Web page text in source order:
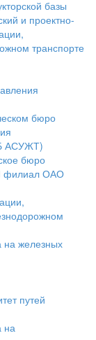
базы
и проектно-
транспорте
бюро
АСУЖТ)
бюро
филиал ОАО
на железных
путей
на